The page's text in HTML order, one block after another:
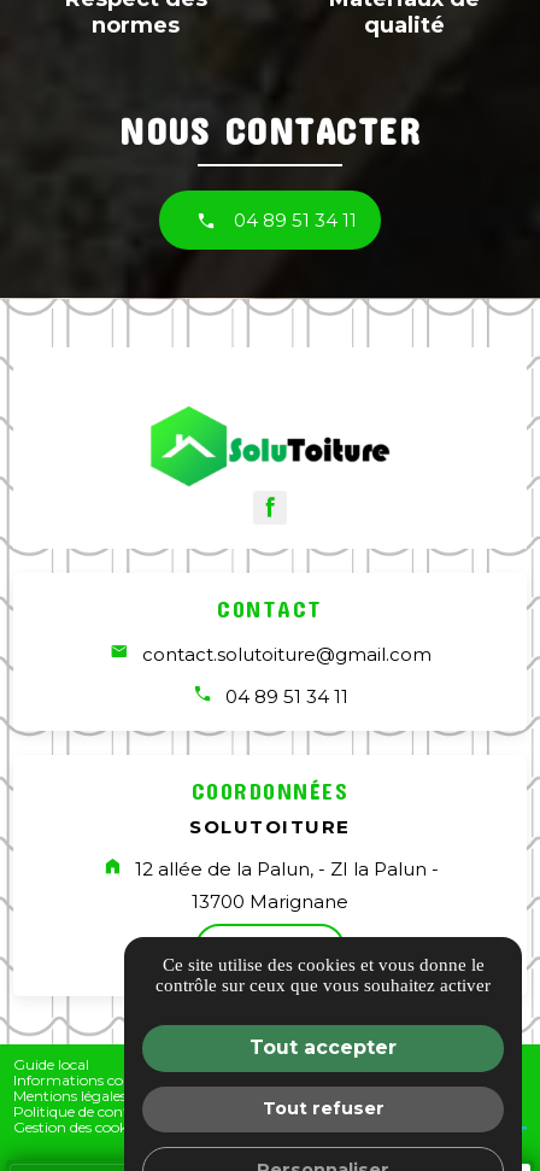
normes
qualité
NOUS CONTACTER
04 89 51 34 11
CONTACT
contact.solutoiture@gmail.com
04 89 51 34 11
COORDONNÉES
SOLUTOITURE
12 allée de la Palun, - ZI la Palun -
13700 Marignane
Guide local
Informations complémentaires
Mentions légales
Politique de confidentialité
Gestion des cookies
Ce site utilise des cookies et vous donne le
contrôle sur ceux que vous souhaitez activer
Tout accepter
Tout refuser